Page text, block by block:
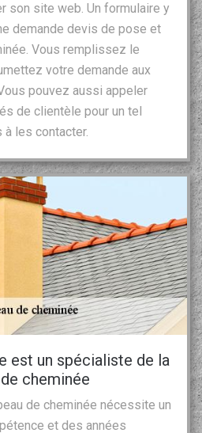
son site web. Un formulaire y
demande devis de pose et
Vous remplissez le
votre demande aux
pouvez aussi appeler
de clientèle pour un tel
à les contacter.
est un spécialiste de la
cheminée
de cheminée nécessite un
et des années